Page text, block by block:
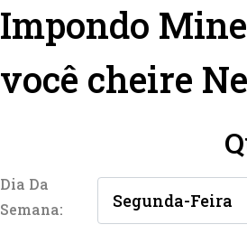
Impondo
você cheire
Dia Da
Semana: